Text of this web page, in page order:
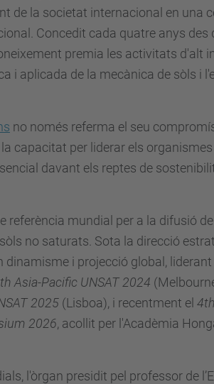
de la societat internacional en una
Concedit cada quatre anys des
premia les activitats d'alt
i aplicada de la mecànica de sòls i
no només referma el seu
capacitat per liderar els organismes
davant els reptes de
referència mundial per a la difusió de
no saturats. Sota la direcció
dinamisme i projecció global, liderant
Asia-Pacific UNSAT 2024
2025 (Lisboa), i recentment el 4th
2026, acollit per l'Acadèmia
l'òrgan presidit pel professor de